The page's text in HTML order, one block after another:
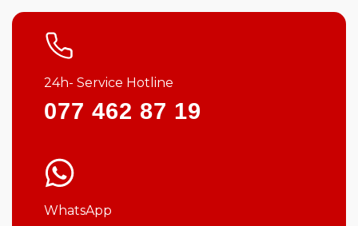
24h- Service Hotline
077 462 87 19
WhatsApp